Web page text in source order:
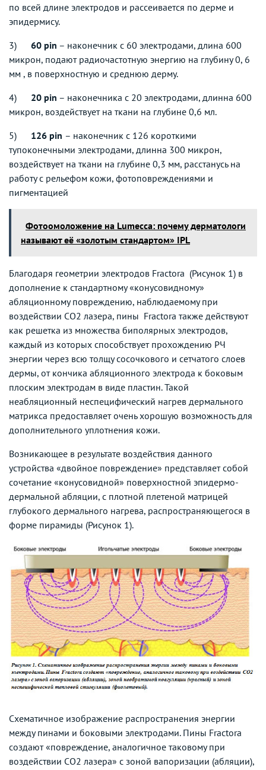
по всей длине электродов и рассеивается по дерме и
эпидермису.
3) 60 pin – наконечник с 60 электродами, длина 600
микрон, подают радиочастотную энергию на глубину 0, 6
мм , в поверхностную и среднюю дерму.
4) 20 pin – наконечника с 20 электродами, длинна 600
микрон, воздействует на ткани на глубине 0,6 мл.
5) 126 pin – наконечник с 126 короткими
тупоконечными электродами, длинна 300 микрон,
воздействует на ткани на глубине 0,3 мм, расстанусь на
работу с рельефом кожи, фотоповреждениями и
пигментацией
Фотоомоложение на Lumecca: почему дерматологи
называют её «золотым стандартом» IPL
Благодаря геометрии электродов Fractora (Рисунок 1) в
дополнение к стандартному «конусовидному»
абляционному повреждению, наблюдаемому при
воздействии СО2 лазера, пины Fractora также действуют
как решетка из множества биполярных электродов,
каждый из которых способствует прохождению РЧ
энергии через всю толщу сосочкового и сетчатого слоев
дермы, от кончика абляционного электрода к боковым
плоским электродам в виде пластин. Такой
неабляционный неспецифический нагрев дермального
матрикса предоставляет очень хорошую возможность для
дополнительного уплотнения кожи.
Возникающее в результате воздействия данного
устройства «двойное повреждение» представляет собой
сочетание «конусовидной» поверхностной эпидермо-
дермальной абляции, с плотной плетеной матрицей
глубокого дермального нагрева, распространяющегося в
форме пирамиды (Рисунок 1).
Схематичное изображение распространения энергии
между пинами и боковыми электродами. Пины Fractora
создают «повреждение, аналогичное таковому при
воздействии СО2 лазера» с зоной вапоризации (абляции),